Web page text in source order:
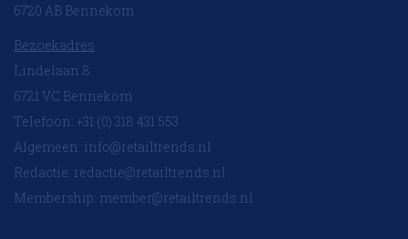
6720 AB Bennekom
Bezoekadres
Lindelaan 8
6721 VC Bennekom
Telefoon: +31 (0) 318 431 553
Algemeen: info@retailtrends.nl
Redactie: redactie@retailtrends.nl
Membership: member@retailtrends.nl